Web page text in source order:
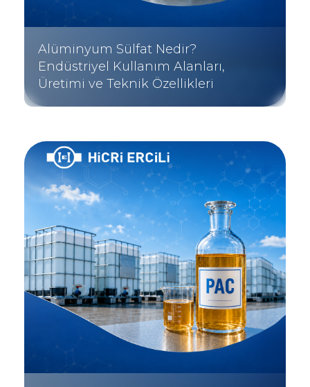
Alüminyum Sülfat Nedir?
Endüstriyel Kullanım Alanları,
Üretimi ve Teknik Özellikleri